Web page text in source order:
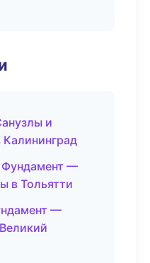
и
Фундамент —
в Тольятти
—